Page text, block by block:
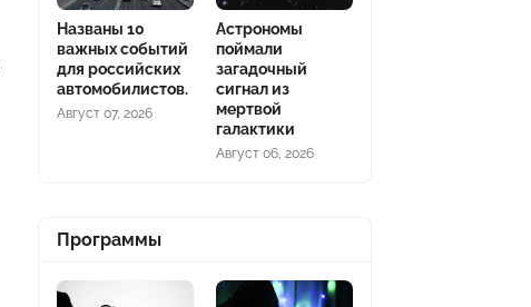
Названы 10
важных событий
для российских
автомобилистов.
Август 07, 2026
Астрономы
поймали
загадочный
сигнал из
мертвой
галактики
Август 06, 2026
Программы